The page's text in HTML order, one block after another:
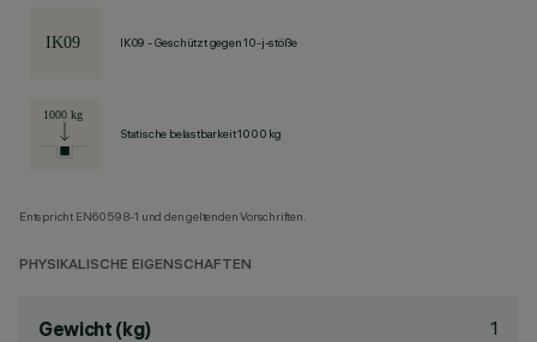
IK09 - Geschützt gegen 10-j-stöße
Statische belastbarkeit 1000 kg
Entspricht EN60598-1 und den geltenden Vorschriften.
PHYSIKALISCHE EIGENSCHAFTEN
Gewicht (kg) 1